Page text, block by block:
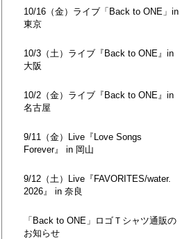
10/16（金）ライブ「Back to ONE」in
東京
10/3（土）ライブ『Back to ONE』in
大阪
10/2（金）ライブ『Back to ONE』in
名古屋
9/11（金）Live『Love Songs
Forever』 in 岡山
9/12（土）Live『FAVORITES/water.
2026』 in 奈良
「Back to ONE」ロゴＴシャツ通販の
お知らせ